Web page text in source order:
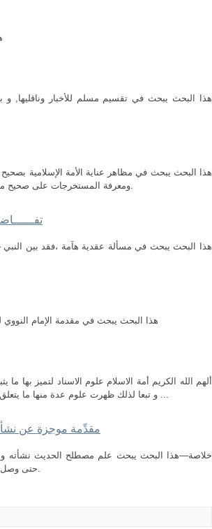
هذا البحث يبحث في تقسيم مسلم للأخبار وناقليها,
هذا البحث يبحث في مظاهر عناية الأمة الإسلامية
ومعرفة المستخرجات على صحيح مسلم, وملخصاته, وكيف يمكن الجمع بين صحيح مسلم، وصحيح البخاري.
هذا البحث يبحث في مسألة عقدية هآمة ،فقد بين
هذا البحث يبحث في مقدمة الإمام
ألهم الله الكريم أمة الاسلام علوم الاسناد لتميز بها
و تبعا لذلك ظهرت علوم عدة منها ما يتعلق بأحوال الرواة و الصحابة هم أول طبقة من طبقات الرواة لذلك اعنتى ...
مقدِّمة موجزة عن
خلاصة—هذا البحث يبحث علم مصطلح الحديث نشأته
حتى وصل إلى مرحلة الكمال والازدهار والتعرف على بعض المصطلحات الحديثية.